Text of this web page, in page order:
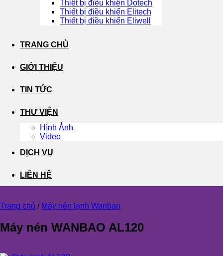
Thiết bị điều khiển Dotech
Thiết bị điều khiển Elitech
Thiết bị điều khiển Eliwell
TRANG CHỦ
GIỚI THIỆU
TIN TỨC
THƯ VIỆN
Hình Ảnh
Video
DỊCH VỤ
LIÊN HỆ
Trang chủ / Máy nén lạnh Wanbao
Máy nén WANBAO AL120